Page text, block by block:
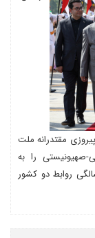
مقتدرانه ملت
صهیونیستی را به
انجام داد.کلانشهر: این سفر همزمان با ۸۰ سالگی روابط دو کشور